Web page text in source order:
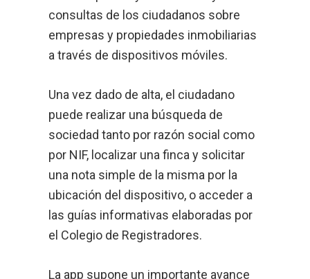
consultas de los ciudadanos sobre
empresas y propiedades inmobiliarias
a través de dispositivos móviles.
Una vez dado de alta, el ciudadano
puede realizar una búsqueda de
sociedad tanto por razón social como
por NIF, localizar una finca y solicitar
una nota simple de la misma por la
ubicación del dispositivo, o acceder a
las guías informativas elaboradas por
el Colegio de Registradores.
La app supone un importante avance